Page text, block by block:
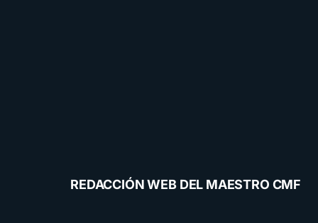
REDACCIÓN WEB DEL MAESTRO CMF